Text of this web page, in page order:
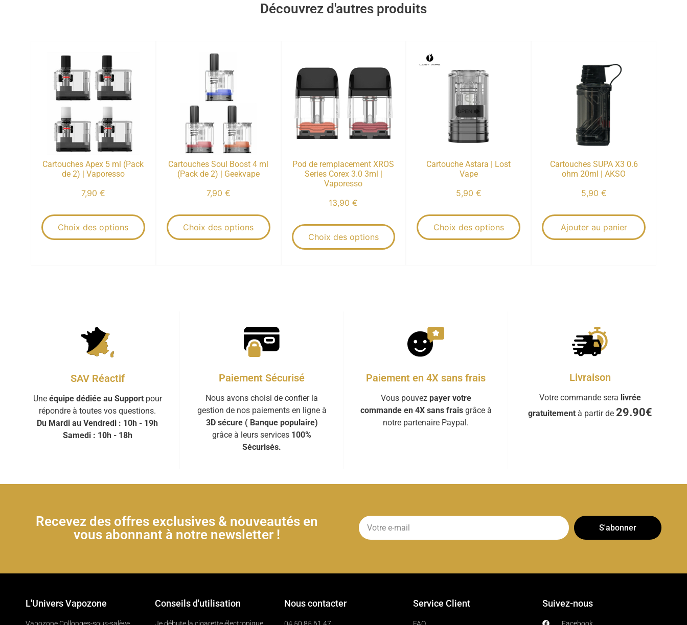
Découvrez d'autres produits
Cartouches Apex 5 ml (Pack
de 2) | Vaporesso
7,90 €
Choix des options
Cartouches Soul Boost 4 ml
(Pack de 2) | Geekvape
7,90 €
Choix des options
Pod de remplacement XROS
Series Corex 3.0 3ml |
Vaporesso
13,90€
Choix des options
Cartouche Astara | Lost
Vape
5,90 €
Choix des options
Cartouches SUPA X3 0.6
ohm 20ml | AKSO
5,90 €
Ajouter au panier
SAV Réactif
Une équipe dédiée au Supportpour
répondre à toutes vos questions.
Du Mardi au Vendredi : 10h - 19h
Samedi : 10h - 18h
Paiement Sécurisé
Nous avons choisi de confier la
gestion de nos paiements en ligne à
3D sécure ( Banque populaire)
grâce à leurs services 100%
Sécurisés.
Paiement en 4X sans frais
Vous pouvez payer votre
commande en 4X sans fraisgrâce à
notre partenaire Paypal.
Livraison
Votre commande sera livrée
gratuitementà partir de 29.90€
Recevez des offres exclusives & nouveautés en
vous abonnant à notre newsletter !
S'abonner
L'Univers Vapozone
Vapozone Collonges-sous-salève
Conseils d'utilisation
Je débute la cigarette électronique
Nous contacter
04 50 85 61 47
Service Client
FAQ
Suivez-nous
Facebook